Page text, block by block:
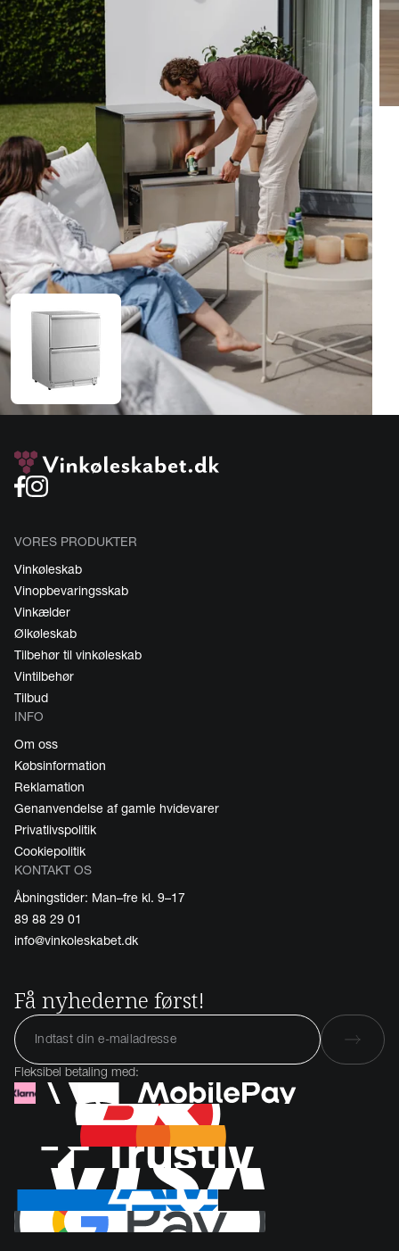
VORES PRODUKTER
Vinkøleskab
Vinopbevaringsskab
Vinkælder
Ølkøleskab
Tilbehør til vinkøleskab
Vintilbehør
Tilbud
INFO
Om oss
Købsinformation
Reklamation
Genanvendelse af gamle hvidevarer
Privatlivspolitik
Cookiepolitik
KONTAKT OS
Åbningstider: Man–fre kl. 9–17
89 88 29 01
info@vinkoleskabet.dk
Få nyhederne først!
Fleksibel betaling med: